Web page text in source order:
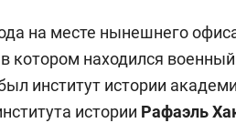
на месте нынешнего
котором находился
институт истории
истории Рафаэль